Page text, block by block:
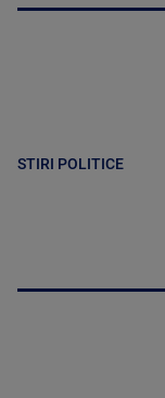
STIRI POLITICE